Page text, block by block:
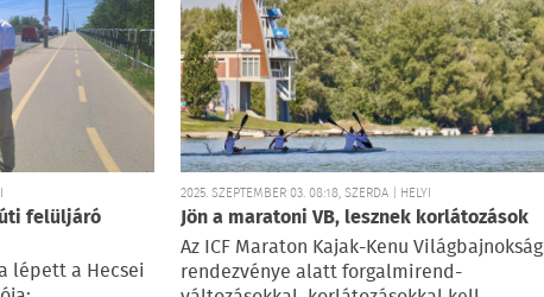
felüljáró
lépett a Hecsei
2025. SZEPTEMBER 03. 08:18, SZERDA | HELYI
Jön a maratoni VB, lesznek korlátozások
Az ICF Maraton Kajak-Kenu Világbajnokság
rendezvénye alatt forgalmirend-